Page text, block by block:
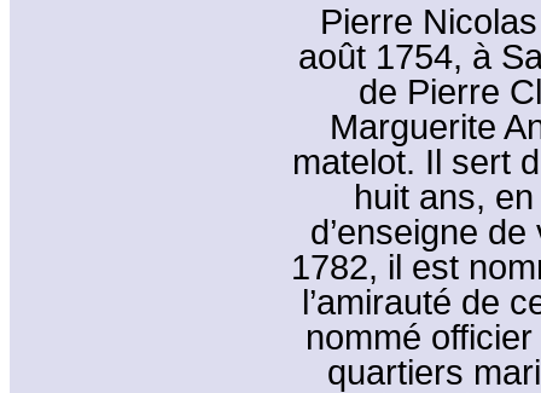
Pierre
août 1754, à
de Pierre
Marguerite
matelot. Il sert
huit ans,
d’enseigne
1782, il est
l’amirauté de
nommé
quartiers